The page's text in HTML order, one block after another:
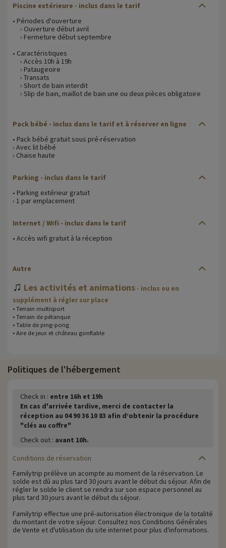
Piscine extérieure - inclus dans le tarif
• Périodes d'ouverture
› Ouverture début avril
› Fermeture début septembre
• Caractéristiques
› Accès 10h à 19h
› Pataugeoire
› Transats
› Short de bain interdit
› Slip de bain, maillot de bain une ou deux pièces obligatoire
Pack bébé - inclus dans le tarif et à réserver en ligne
• Pack bébé gratuit sous pré-réservation
› Avec lit bébé
› Chaise haute
Parking - inclus dans le tarif
• Parking extérieur gratuit
› 1 par emplacement
Internet / Wifi - inclus dans le tarif
• Accès wifi gratuit à la réception
Autre
♫ Les activités et animations - inclus ou en
supplément à régler sur place
• Terrain multisport
• Terrain de pétanque
• Table de ping-pong
• Aire de jeux et château gonflable
Politiques de l'hébergement
Check in : entre 16h et 19h
En cas d'arrivée tardive, merci de contacter la
réception au 04 90 36 10 83 afin d’obtenir la procédure
"clés au coffre"
Check out : avant 10h.
Conditions de réservation
Familytrip prélève un acompte au moment de la réservation. Le
solde est dû au plus tard 30 jours avant le début du séjour. Afin de
régler le solde le client se rendra sur son espace personnel au
plus tard 30 jours avant le début du séjour.
Familytrip effectue une pré-autorisation électronique de la totalité
du montant de votre séjour. Consultez nos Conditions Générales
de Vente et d'utilisation du site internet pour plus d'informations.